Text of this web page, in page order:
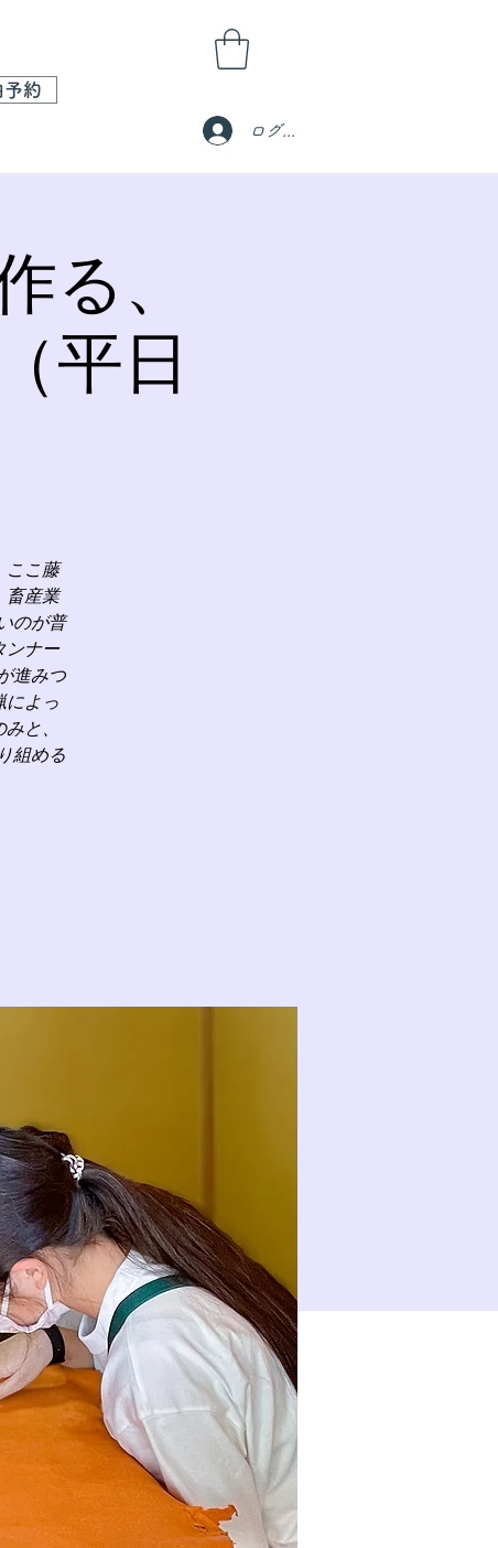
予約
ログイン
る、
平日
ここ藤
畜産業
のが普
ンナー
進みつ
によっ
と、
組める